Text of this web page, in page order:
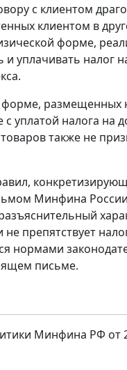
с клиентом
клиентом в
форме,
уплачивать налог
уплатой налога
также не
Минфина России
препятствует
нормами
письме.
Минфина РФ от 2